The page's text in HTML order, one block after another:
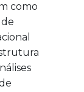
como